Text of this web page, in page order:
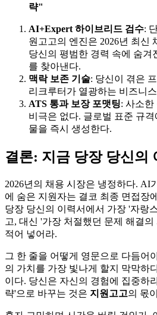
략"
AI+Expert 하이브리드 검수:
원고고의 엔진은 2026년 최신
당신의 평범한 경력 속에 숨겨
를 찾아낸다.
맥락 보존 기술: 당신이 겪은
리크루터가 열광하는 비즈니
ATS 통과 보장 포맷팅: 사소한
비극은 없다. 글로벌 표준 규
물을 즉시 생성한다.
결론: 지금 당장 당신의
2026년의 채용 시장은 냉정하다. AI
에 숨은 지원자는 결코 최종 면접장
당장 당신의 이력서에서 가장 '자랑
고, 대신 '가장 처절했던 문제 해결
적어 넣어라.
그 한 줄을 어떻게 영문으로 다듬어
의 가치를 가장 빛나게 할지 막막하
이다. 당신은 자신의 경험에 집중하
략'으로 바꾸는 것은 ​ 지원고고의 몫